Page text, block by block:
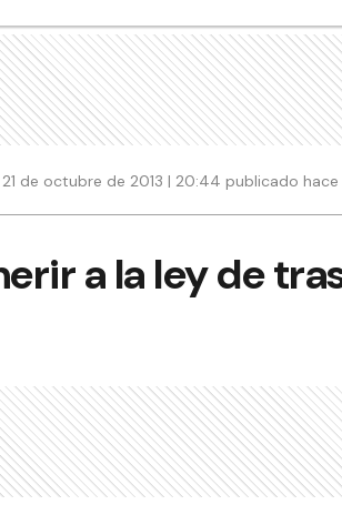
21 de octubre de 2013 | 20:44 publicado hace
a la ley de